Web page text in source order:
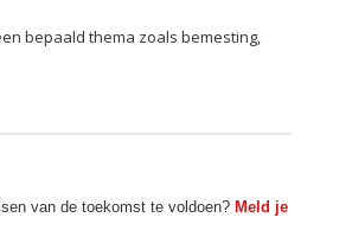
bepaald thema zoals bemesting,
van de toekomst te voldoen? Meld je